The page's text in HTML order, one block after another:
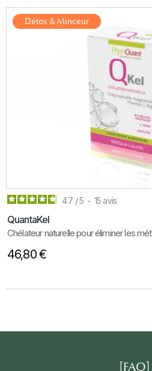
Détox & Minceur
4.7 /5 - 15 avis
QuantaKel
Chélateur naturelle pour éliminer les
46,80 €
[FAQ]
Vous devez être connecté pour
dans votre liste de souhaits.